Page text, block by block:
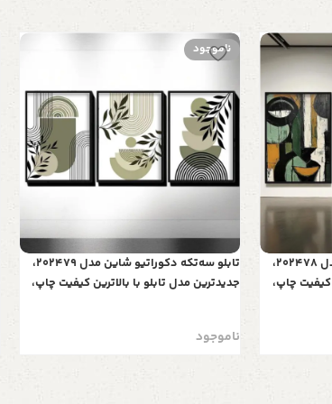
تابلو سه‌تکه دکوراتیو شاین مدل 202478،
کیفیت چاپ،
ناموجود
تابلو سه‌تکه دکوراتیو شاین مدل 202479،
جدیدترین مدل تابلو با بالاترین کیفیت چاپ،
ناموجود